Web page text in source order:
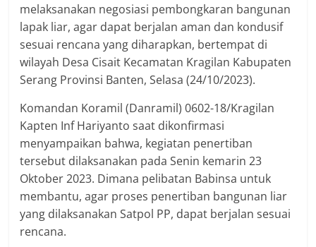
melaksanakan negosiasi pembongkaran bangunan
lapak liar, agar dapat berjalan aman dan kondusif
sesuai rencana yang diharapkan, bertempat di
wilayah Desa Cisait Kecamatan Kragilan Kabupaten
Serang Provinsi Banten, Selasa (24/10/2023).
Komandan Koramil (Danramil) 0602-18/Kragilan
Kapten Inf Hariyanto saat dikonfirmasi
menyampaikan bahwa, kegiatan penertiban
tersebut dilaksanakan pada Senin kemarin 23
Oktober 2023. Dimana pelibatan Babinsa untuk
membantu, agar proses penertiban bangunan liar
yang dilaksanakan Satpol PP, dapat berjalan sesuai
rencana.